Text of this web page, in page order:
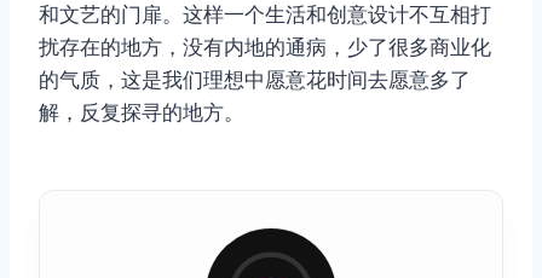
和文艺的门扉。这样一个生活和创意设计不互相打
扰存在的地方，没有内地的通病，少了很多商业化
的气质，这是我们理想中愿意花时间去愿意多了
解，反复探寻的地方。